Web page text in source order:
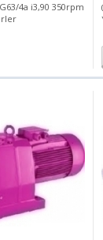
4a i3,90 350rpm